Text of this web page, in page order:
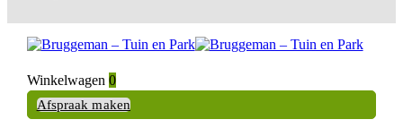
Winkelwagen 0
Afspraak maken